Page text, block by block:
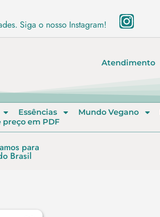
Siga o nosso Instagram!
Atendimento
Essências Mundo Vegano
preço em PDF
para
Brasil